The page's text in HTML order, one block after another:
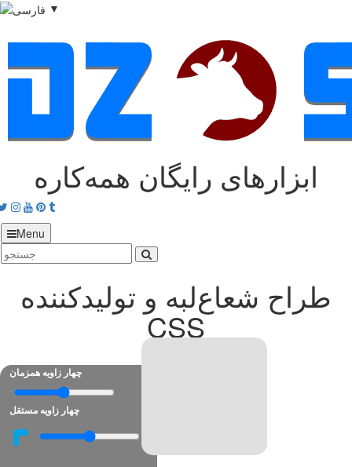
▼
ابزارهای رایگان همه‌کاره
Twitter
Instagram
Youtube
Pinterest
tumblr
Menu
طراح شعاع‌لبه و تولیدکننده
CSS
چهار زاویه همزمان
چهار زاویه مستقل